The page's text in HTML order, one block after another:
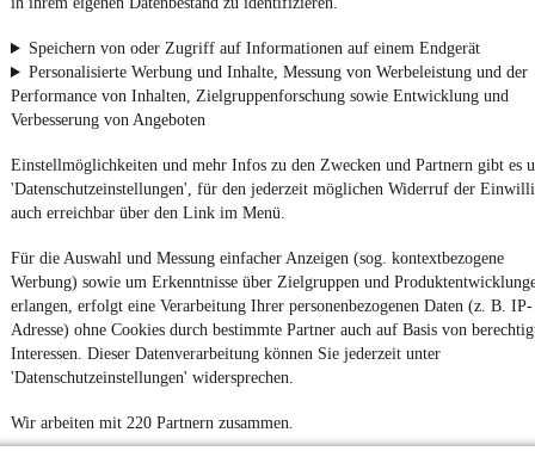
Speichern von oder Zugriff auf Informationen auf einem Endgerät
Personalisierte Werbung und Inhalte, Messung von Werbeleistung und der
Performance von Inhalten, Zielgruppenforschung sowie Entwicklung und
Verbesserung von Angeboten
Einstellmöglichkeiten und mehr Infos zu den Zwecken und Partnern gibt es
'Datenschutzeinstellungen', für den jederzeit möglichen Widerruf der
auch erreichbar über den Link im Menü.
Für die Auswahl und Messung einfacher Anzeigen (sog. kontextbezogene
Werbung) sowie um Erkenntnisse über Zielgruppen und
erlangen, erfolgt eine Verarbeitung Ihrer personenbezogenen Daten (z. B. IP-
Adresse) ohne Cookies durch bestimmte Partner auch auf Basis von
Interessen. Dieser Datenverarbeitung können Sie jederzeit unter
'Datenschutzeinstellungen' widersprechen.
Wir arbeiten mit 220 Partnern zusammen.
Vertrag widerrufen
Datenschutz
Datenschutzeinstellungen
Erklärung zur Barrierefreiheit
Report Security Vulnerability (English)
Powered by
Weitere Fahrzeuge gibt es auf mobile.de, dem Marktplatz für
AutosundMotorräder